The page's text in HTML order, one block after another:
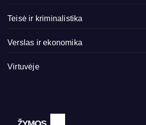
Teisė ir kriminalistika
Verslas ir ekonomika
Virtuvėje